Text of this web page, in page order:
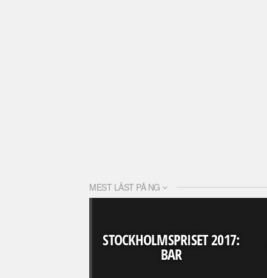
MEST LÄST PÅ NG
STOCKHOLMSPRISET 2017:
BAR